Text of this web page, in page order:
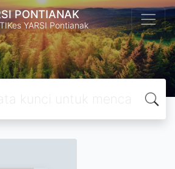
PONTIANAK
YARSI Pontianak